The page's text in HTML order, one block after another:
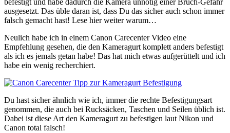
befestigt und habe dadurch die Kamera unnötig einer Bruch-Gefahr
ausgesetzt. Das üble daran ist, dass Du das sicher auch schon immer
falsch gemacht hast! Lese hier weiter warum…
Neulich habe ich in einem Canon Carecenter Video eine
Empfehlung gesehen, die den Kameragurt komplett anders befestigt
als ich es jemals getan habe! Das hat mich etwas aufgerüttelt und ich
habe ein wenig recherchiert.
Du hast sicher ähnlich wie ich, immer die rechte Befestigungsart
genommen, die auch bei Rucksäcken, Taschen und Seilen üblich ist.
Dabei ist diese Art den Kameragurt zu befestigen laut Nikon und
Canon total falsch!